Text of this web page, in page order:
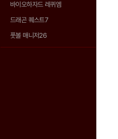
바이오하자드 레퀴엠
드래곤 퀘스트7
풋볼 매니저26